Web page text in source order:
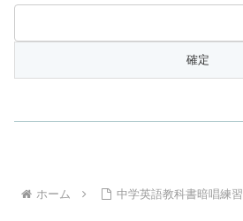
ホーム 中学英語教科書暗唱練習